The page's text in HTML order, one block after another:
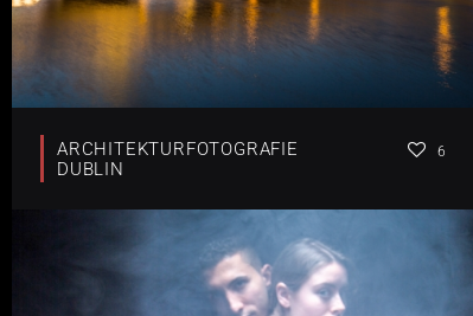
ARCHITEKTURFOTOGRAFIE
DUBLIN
6